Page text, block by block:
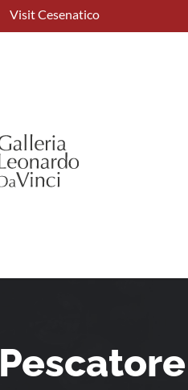
Visit Cesenatico
Pescatore